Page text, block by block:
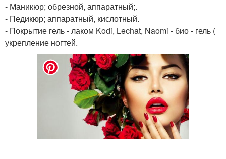
- Маникюр; обрезной, аппаратный;.
- Педикюр; аппаратный, кислотный.
- Покрытие гель - лаком Kodi, Lechat, Naomi - био - гель (
укрепление ногтей.